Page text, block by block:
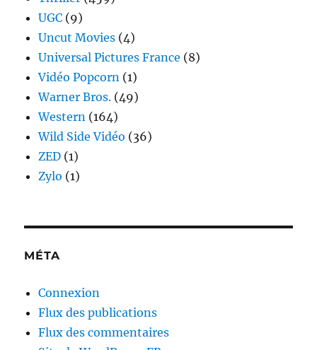
UGC (9)
Uncut Movies (4)
Universal Pictures France (8)
Vidéo Popcorn (1)
Warner Bros. (49)
Western (164)
Wild Side Vidéo (36)
ZED (1)
Zylo (1)
MÉTA
Connexion
Flux des publications
Flux des commentaires